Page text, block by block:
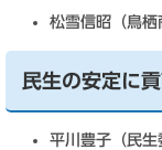
松雪信昭（鳥栖
民生の安定に
平川豊子（民生